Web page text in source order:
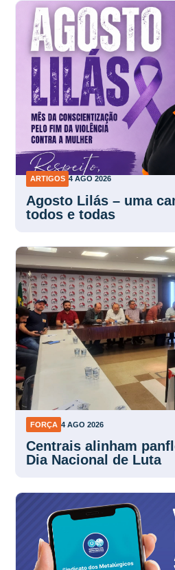
ARTIGOS 4 AGO 2026
Agosto Lilás – uma
todos e todas
FORÇA 4 AGO 2026
Centrais alinham
Dia Nacional de Luta